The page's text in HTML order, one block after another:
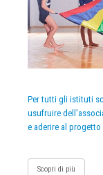
Per tutti gli istituti
usufruire
e aderire al progetto
Scopri di più